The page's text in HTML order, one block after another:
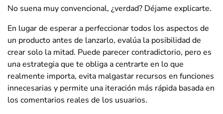
No suena muy convencional, ¿verdad? Déjame explicarte.
En lugar de esperar a perfeccionar todos los aspectos de
un producto antes de lanzarlo, evalúa la posibilidad de
crear solo la mitad. Puede parecer contradictorio, pero es
una estrategia que te obliga a centrarte en lo que
realmente importa, evita malgastar recursos en funciones
innecesarias y permite una iteración más rápida basada en
los comentarios reales de los usuarios.